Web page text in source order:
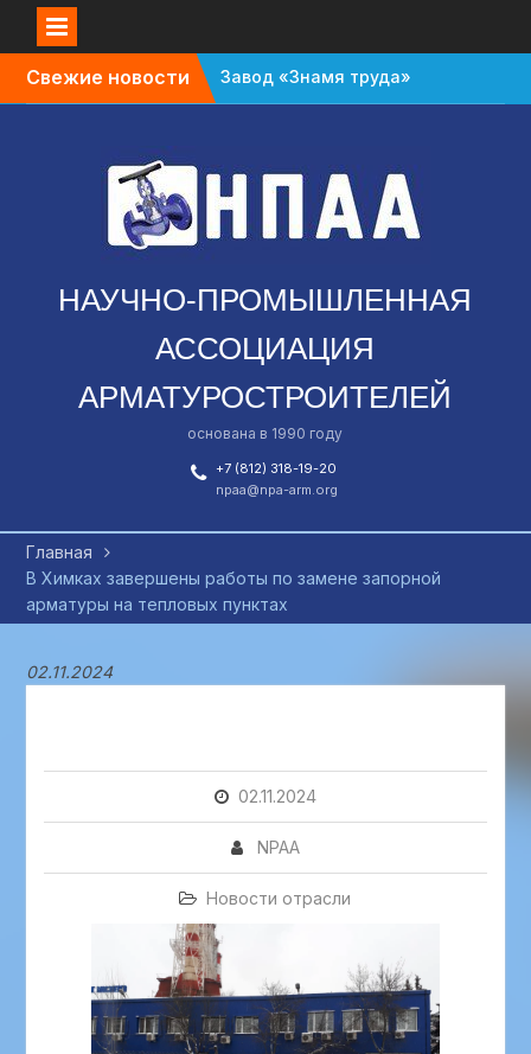
Свежие новости
Завод «Знамя труда»
планируют признать
Санкт-Петербурге
перенесли с октября
на апрель
зафиксировали спад в
промышленности
НАУЧНО-ПРОМЫШЛЕННАЯ
АССОЦИАЦИЯ
АРМАТУРОСТРОИТЕЛЕЙ
основана в 1990 году
+7 (812) 318-19-20
npaa@npa-arm.org
Главная
В Химках завершены работы по замене запорной
арматуры на тепловых пунктах
02.11.2024
02.11.2024
NPAA
Новости отрасли